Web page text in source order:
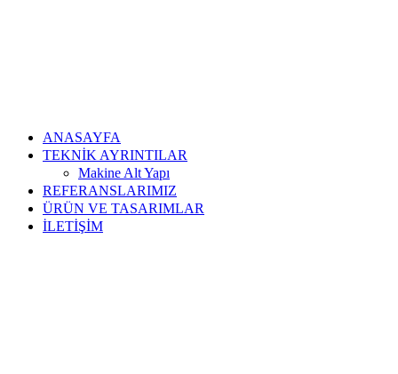
ANASAYFA
TEKNİK AYRINTILAR
Makine Alt Yapı
REFERANSLARIMIZ
ÜRÜN VE TASARIMLAR
İLETİŞİM